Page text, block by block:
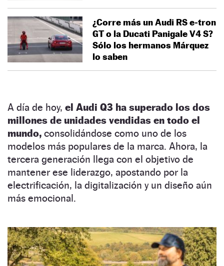
¿Corre más un Audi RS e-tron
GT o la Ducati Panigale V4 S?
Sólo los hermanos Márquez
lo saben
A día de hoy, el Audi Q3 ha superado los dos
millones de unidades vendidas en todo el
mundo, consolidándose como uno de los
modelos más populares de la marca. Ahora, la
tercera generación llega con el objetivo de
mantener ese liderazgo, apostando por la
electrificación, la digitalización y un diseño aún
más emocional.